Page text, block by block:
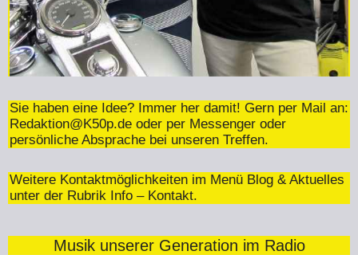
Sie haben eine Idee? Immer her damit! Gern per Mail an:
Redaktion@K50p.de oder per Messenger oder
persönliche Absprache bei unseren Treffen.
Weitere Kontaktmöglichkeiten im Menü Blog & Aktuelles
unter der Rubrik Info – Kontakt.
Musik unserer Generation im Radio